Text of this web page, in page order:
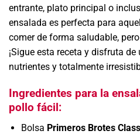
entrante, plato principal o
ensalada es perfecta para
comer de forma saludable,
¡Sigue esta receta y disfruta
nutrientes y totalmente
Ingredientes para la
pollo fácil:
Bolsa Primeros Brotes